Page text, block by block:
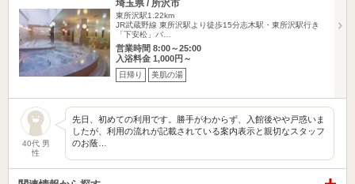
埼玉県 / 所沢市
東所沢駅1.22km
JR武蔵野線 東所沢駅より徒歩15分志木駅・東所沢駅行き
「下安松」バ…
営業時間 8:00～25:00
入浴料金 1,000円～
日帰り 美肌の湯
40代 男
性
先日、初めての利用です。勝手がわからず、入館後やや戸惑いま
したが、利用の流れが記載されている案内表示と親切なスタッフ
のお蔭…